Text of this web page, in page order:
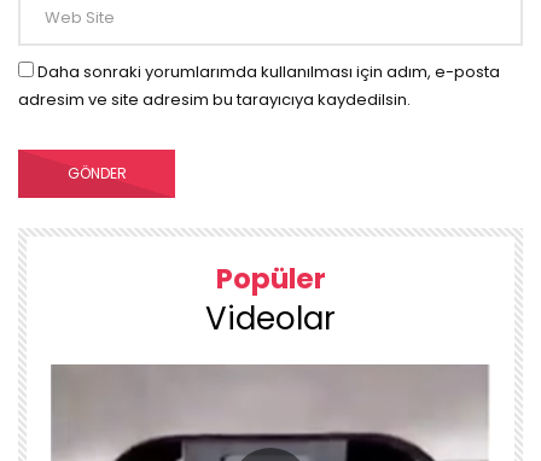
Daha sonraki yorumlarımda kullanılması için adım, e-posta
adresim ve site adresim bu tarayıcıya kaydedilsin.
Popüler
Videolar